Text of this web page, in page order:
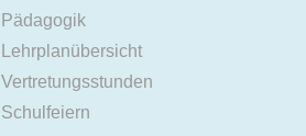
Pädagogik
Lehrplanübersicht
Vertretungsstunden
Schulfeiern